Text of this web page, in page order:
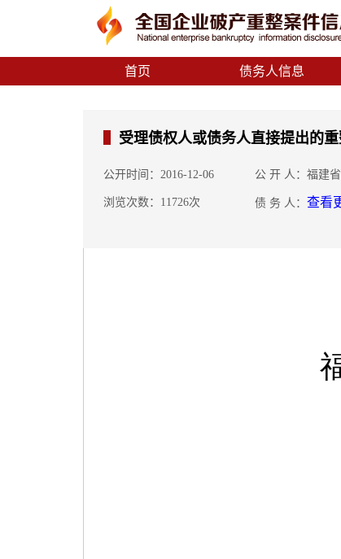
首页 债务人信息
受理债权人或债务人直接提出的
公开时间：2016-12-06 公 开 人：福建
浏览次数：11726次 债 务 人： 查看